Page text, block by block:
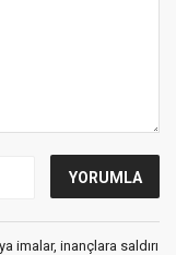
imalar, inançlara saldırı